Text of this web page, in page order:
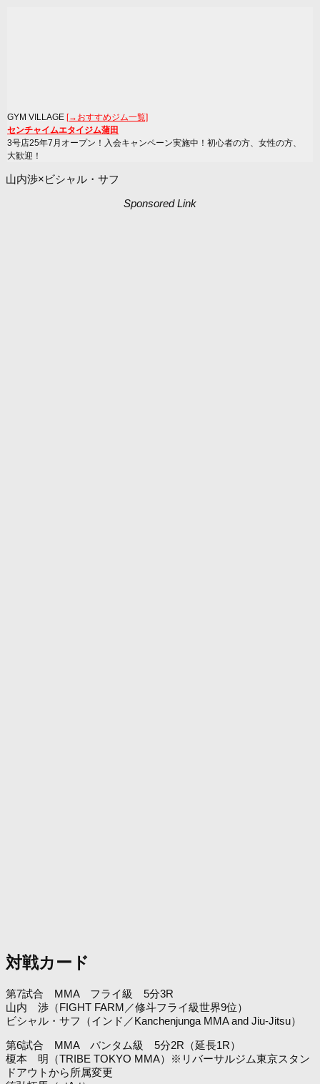
GYM VILLAGE [→おすすめジム一覧]
センチャイムエタイジム蒲田
3号店25年7月オープン！入会キャンペーン実施中！初心者の方、女性の方、
大歓迎！
山内渉×ビシャル・サフ
Sponsored Link
対戦カード
第7試合 MMA フライ級 5分3R
山内 渉（FIGHT FARM／修斗フライ級世界9位）
ビシャル・サフ（インド／Kanchenjunga MMA and Jiu-Jitsu）
第6試合 MMA バンタム級 5分2R（延長1R）
榎本 明（TRIBE TOKYO MMA）※リバーサルジム東京スタン
ドアウトから所属変更